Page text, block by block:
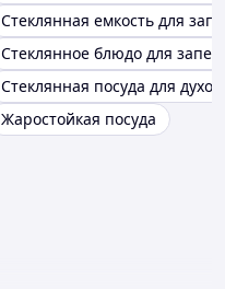
Стеклянная емкость для
Стеклянное блюдо для
Стеклянная посуда для
Жаростойкая посуда